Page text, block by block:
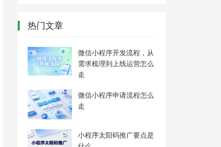
热门文章
微信小程序开发流程，从
需求梳理到上线运营怎么
走
微信小程序申请流程怎么
走
小程序太阳码推广要点是